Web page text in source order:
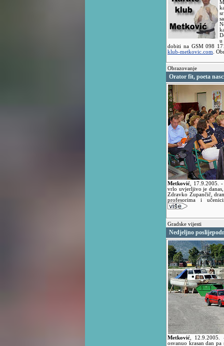
u
dobiti na GSM 098
klub-metkovic.com .
Obrazovanje
Orator fit, poeta
Metković 17.9.2005. -
vrlo uvjerljivo je
Zdravko Zupančič,
profesorima i
Gradske vijesti
Nedjeljno
Metković 12.9.2005.
osvanuo krasan dan